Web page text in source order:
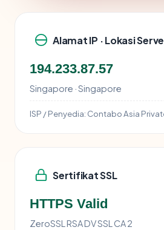
Alamat IP · Lokasi
194.233.87.57
Singapore · Singapore
ISP / Penyedia: Contabo Asia
Sertifikat SSL
HTTPS Valid
ZeroSSL RSA DV SSL CA 2